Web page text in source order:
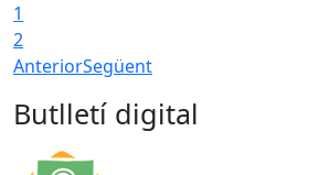
1
2
AnteriorSegüent
Butlletí digital